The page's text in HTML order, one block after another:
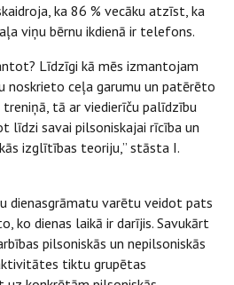
ka 86 % vecāku atzīst, ka
viņu bērnu ikdienā ir telefons.
Līdzīgi kā mēs izmantojam
noskrieto ceļa garumu un patērēto
tā ar viedierīču palīdzību
līdzi savai pilsoniskajai rīcība un
izglītības teoriju,” stāsta I.
dienasgrāmatu varētu veidot pats
ko dienas laikā ir darījis. Savukārt
pilsoniskās un nepilsoniskās
tiktu grupētas